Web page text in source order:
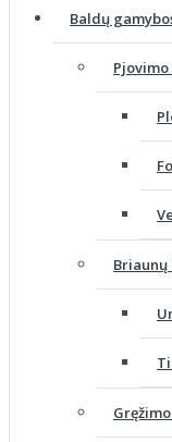
Baldų
Pjovimo
Briaunų